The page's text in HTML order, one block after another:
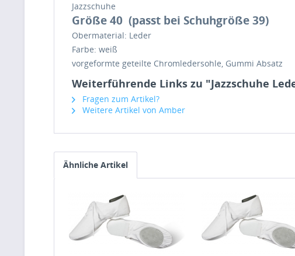
Jazzschuhe
Größe 40 (passt bei Schuhgröße 39)
Obermaterial: Leder
Farbe: weiß
vorgeformte geteilte Chromledersohle, Gummi Absatz
Weiterführende Links zu "Jazzschuhe
Fragen zum Artikel?
Weitere Artikel von Amber
Ähnliche Artikel